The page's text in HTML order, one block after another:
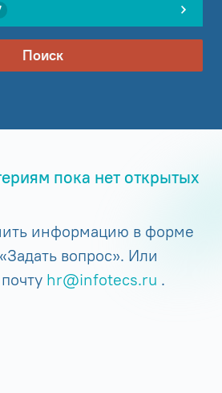
Поиск
пока нет открытых
информацию в форме
вопрос». Или
hr@infotecs.ru .